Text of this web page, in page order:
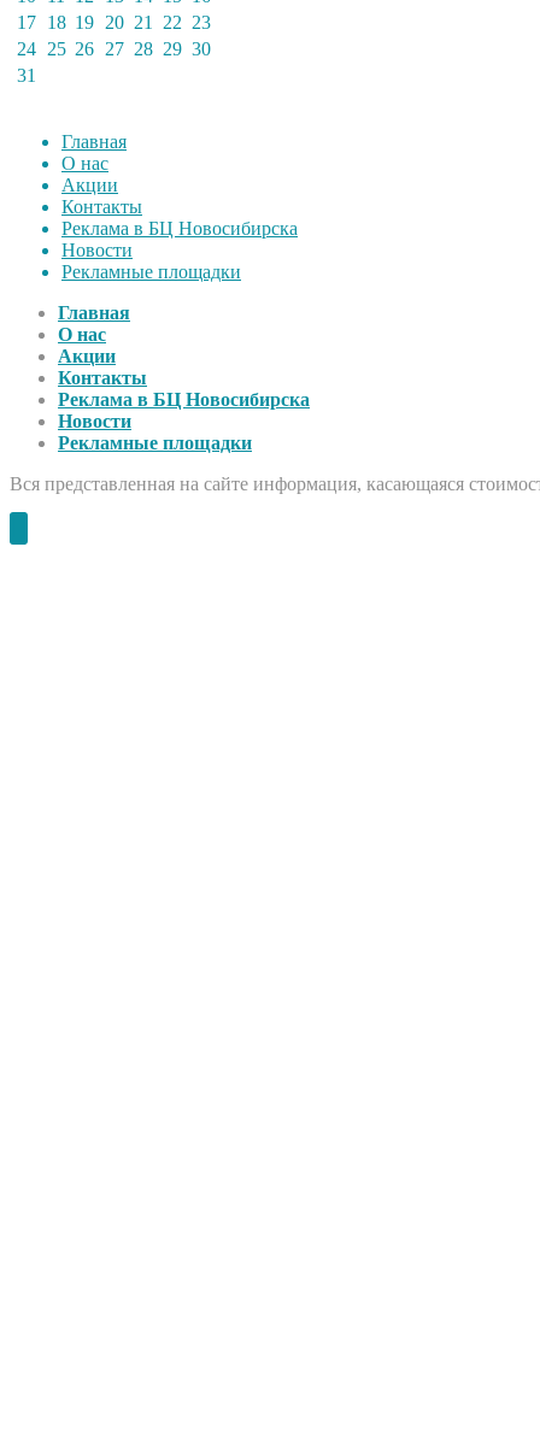
17 18 19 20 21 22 23
24 25 26 27 28 29 30
31
Главная
О нас
Акции
Контакты
Реклама в БЦ Новосибирска
Новости
Рекламные площадки
Главная
О нас
Акции
Контакты
Реклама в БЦ Новосибирска
Новости
Рекламные площадки
Вся представленная на сайте информация, касающаяся